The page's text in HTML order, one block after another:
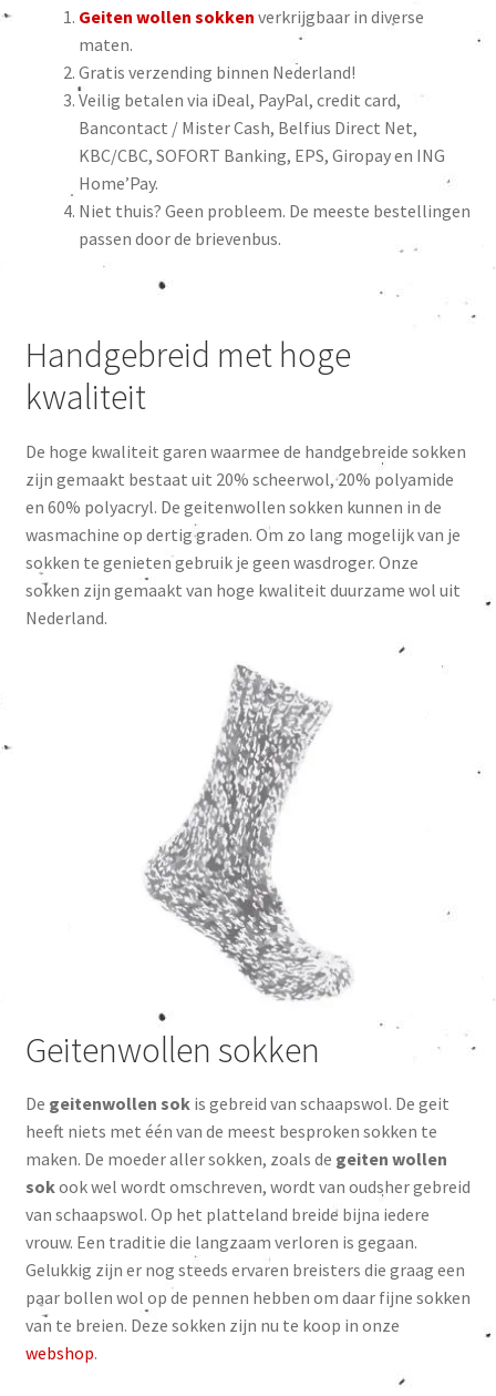
Geiten wollen sokken verkrijgbaar in diverse
maten.
Gratis verzending binnen Nederland!
Veilig betalen via iDeal, PayPal, credit card,
Bancontact / Mister Cash, Belfius Direct Net,
KBC/CBC, SOFORT Banking, EPS, Giropay en ING
Home’Pay.
Niet thuis? Geen probleem. De meeste bestellingen
passen door de brievenbus.
Handgebreid met hoge
kwaliteit
De hoge kwaliteit garen waarmee de handgebreide sokken
zijn gemaakt bestaat uit 20% scheerwol, 20% polyamide
en 60% polyacryl. De geitenwollen sokken kunnen in de
wasmachine op dertig graden. Om zo lang mogelijk van je
sokken te genieten gebruik je geen wasdroger. Onze
sokken zijn gemaakt van hoge kwaliteit duurzame wol uit
Nederland.
Geitenwollen sokken
De geitenwollen sokis gebreid van schaapswol. De geit
heeft niets met één van de meest besproken sokken te
maken. De moeder aller sokken, zoals de geiten wollen
sokook wel wordt omschreven, wordt van oudsher gebreid
van schaapswol. Op het platteland breide bijna iedere
vrouw. Een traditie die langzaam verloren is gegaan.
Gelukkig zijn er nog steeds ervaren breisters die graag een
paar bollen wol op de pennen hebben om daar fijne sokken
van te breien. Deze sokken zijn nu te koop in onze
webshop.